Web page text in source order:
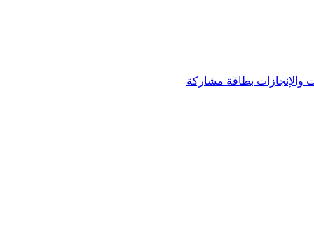
والإنجازات بطاقة مشاركة